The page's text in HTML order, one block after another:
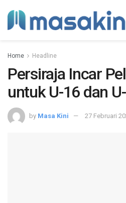
Home Headline
Persiraja Incar
untuk U-16 dan
by Masa Kini 27 Februari